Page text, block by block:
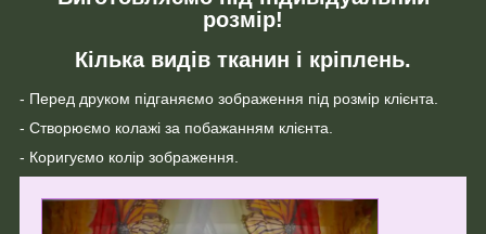
розмір!
Кілька видів тканин і кріплень.
- Перед друком підганяємо зображення під розмір клієнта.
- Створюємо колажі за побажанням клієнта.
- Коригуємо колір зображення.